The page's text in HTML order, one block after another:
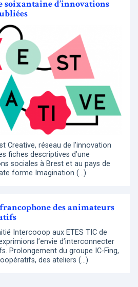
soixantaine d’innovations
Creative, réseau de l’innovation
fiches descriptives d’une
sociales à Brest et au pays de
forme Imagination (…)
des animateurs
Intercooop aux ETES TIC de
l’envie d’interconnecter
Prolongement du groupe IC-Fing,
des ateliers (…)